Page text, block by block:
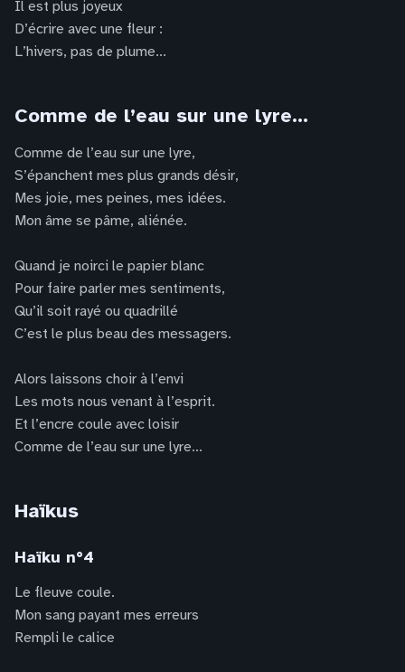
Il est plus joyeux
D’écrire avec une fleur :
L’hivers, pas de plume...
Comme de l’eau sur une lyre…
Comme de l’eau sur une lyre,
S’épanchent mes plus grands désir,
Mes joie, mes peines, mes idées.
Mon âme se pâme, aliénée.
Quand je noirci le papier blanc
Pour faire parler mes sentiments,
Qu’il soit rayé ou quadrillé
C’est le plus beau des messagers.
Alors laissons choir à l’envi
Les mots nous venant à l’esprit.
Et l’encre coule avec loisir
Comme de l’eau sur une lyre...
Haïkus
Haïku n°4
Le fleuve coule.
Mon sang payant mes erreurs
Rempli le calice